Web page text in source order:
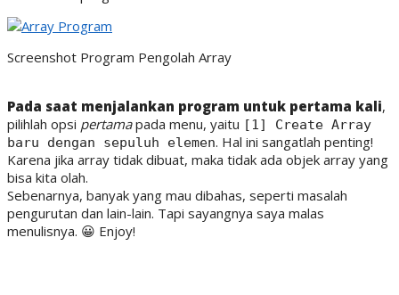
Screenshot Program Pengolah Array
Pada saat menjalankan program untuk pertama kali,
pilihlah opsi pertamapada menu, yaitu [1] Create Array
baru dengan sepuluh elemen. Hal ini sangatlah penting!
Karena jika array tidak dibuat, maka tidak ada objek array yang
bisa kita olah.
Sebenarnya, banyak yang mau dibahas, seperti masalah
pengurutan dan lain-lain. Tapi sayangnya saya malas
menulisnya. 😀 Enjoy!